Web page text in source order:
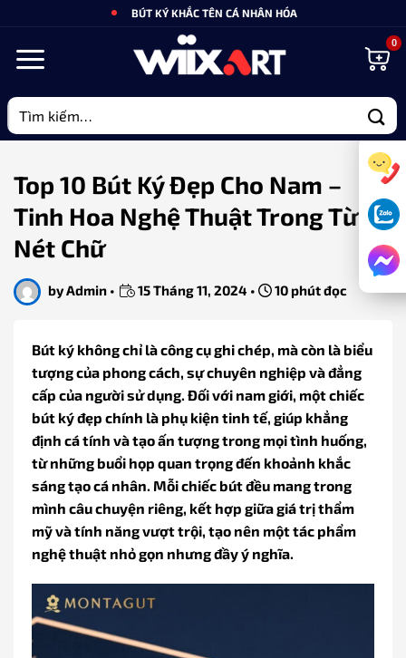
nội
BÚT KÝ KHẮC TÊN CÁ NHÂN HÓA
Tìm
kiếm:
Top 10 Bút Ký Đẹp Cho Nam –
Tinh Hoa Nghệ Thuật Trong Từng
Nét Chữ
byAdmin • 15 Tháng 11, 2024 • 10 phút đọc
Bút ký không chỉ là công cụ ghi chép, mà còn là biểu
tượng của phong cách, sự chuyên nghiệp và đẳng
cấp của người sử dụng. Đối với nam giới, một chiếc
bút ký đẹp chính là phụ kiện tinh tế, giúp khẳng
định cá tính và tạo ấn tượng trong mọi tình huống,
từ những buổi họp quan trọng đến khoảnh khắc
sáng tạo cá nhân. Mỗi chiếc bút đều mang trong
mình câu chuyện riêng, kết hợp giữa giá trị thẩm
mỹ và tính năng vượt trội, tạo nên một tác phẩm
nghệ thuật nhỏ gọn nhưng đầy ý nghĩa.